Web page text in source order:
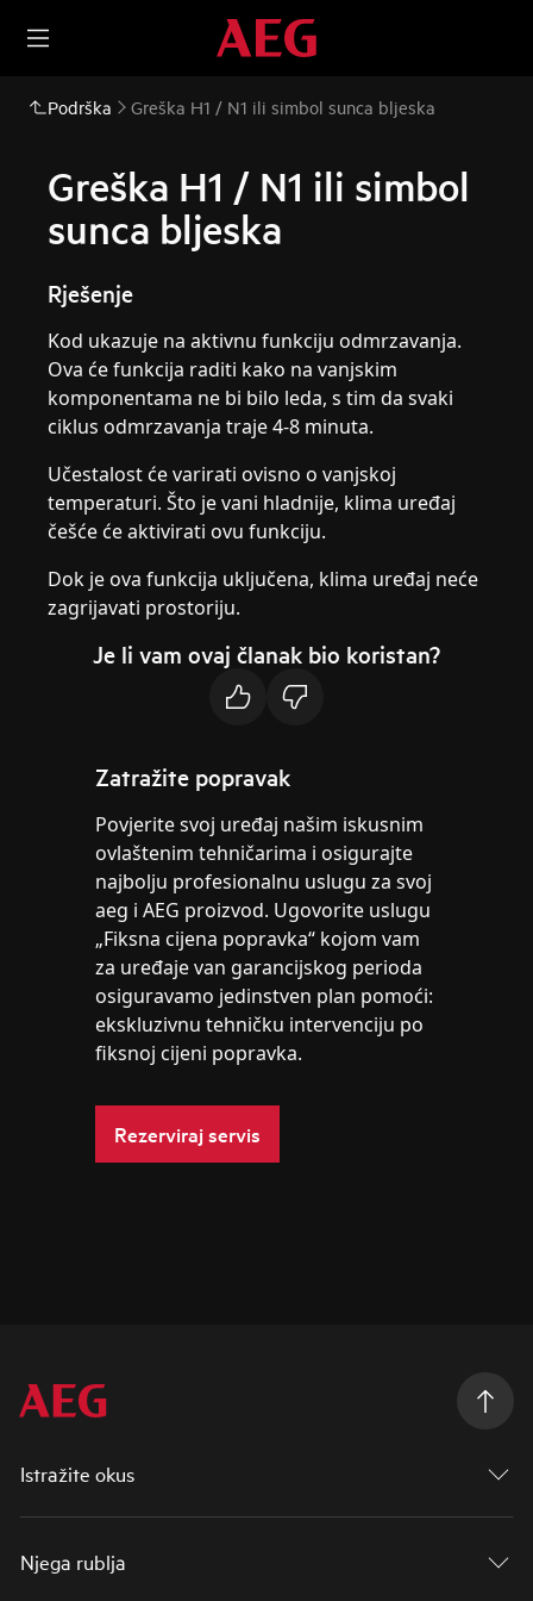
Podrška Greška H1 / N1 ili simbol sunca bljeska
Greška H1 / N1 ili simbol
sunca bljeska
Rješenje
Kod ukazuje na aktivnu funkciju odmrzavanja.
Ova će funkcija raditi kako na vanjskim
komponentama ne bi bilo leda, s tim da svaki
ciklus odmrzavanja traje 4-8 minuta.
Učestalost će varirati ovisno o vanjskoj
temperaturi. Što je vani hladnije, klima uređaj
češće će aktivirati ovu funkciju.
Dok je ova funkcija uključena, klima uređaj neće
zagrijavati prostoriju.
Je li vam ovaj članak bio koristan?
Zatražite popravak
Povjerite svoj uređaj našim iskusnim
ovlaštenim tehničarima i osigurajte
najbolju profesionalnu uslugu za svoj
aeg i AEG proizvod. Ugovorite uslugu
„Fiksna cijena popravka“ kojom vam
za uređaje van garancijskog perioda
osiguravamo jedinstven plan pomoći:
ekskluzivnu tehničku intervenciju po
fiksnoj cijeni popravka.
Rezerviraj servis
Istražite okus
Njega rublja